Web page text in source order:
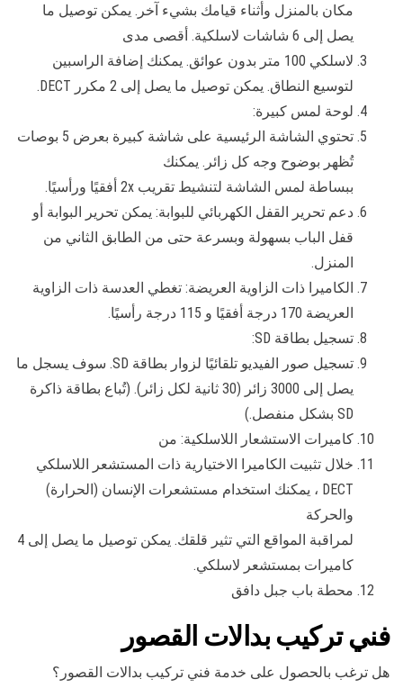
مكان بالمنزل وأثناء قيامك بشيء آخر. يمكن توصيل ما
يصل إلى 6 شاشات لاسلكية. أقصى مدى
لاسلكي 100 متر بدون عوائق. يمكنك إضافة الراسبين
لتوسيع النطاق. يمكن توصيل ما يصل إلى 2 مكرر DECT.
لوحة لمس كبيرة:
تحتوي الشاشة الرئيسية على شاشة كبيرة بعرض 5 بوصات
تُظهر بوضوح وجه كل زائر. يمكنك
ببساطة لمس الشاشة لتنشيط تقريب 2x أفقيًا ورأسيًا.
دعم تحرير القفل الكهربائي للبوابة: يمكن تحرير البوابة أو
قفل الباب بسهولة وبسرعة حتى من الطابق الثاني من
المنزل.
الكاميرا ذات الزاوية العريضة: تغطي العدسة ذات الزاوية
العريضة 170 درجة أفقيًا و 115 درجة رأسيًا.
تسجيل بطاقة SD:
تسجيل صور الفيديو تلقائيًا لزوار بطاقة SD. سوف يسجل ما
يصل إلى 3000 زائر (30 ثانية لكل زائر). (تُباع بطاقة ذاكرة
SD بشكل منفصل.)
كاميرات الاستشعار اللاسلكية: من
خلال تثبيت الكاميرا الاختيارية ذات المستشعر اللاسلكي
DECT ، يمكنك استخدام مستشعرات الإنسان (الحرارة)
والحركة
لمراقبة المواقع التي تثير قلقك. يمكن توصيل ما يصل إلى 4
كاميرات بمستشعر لاسلكي.
محطة باب جبل دافق
فني تركيب بدالات القصور
هل ترغب بالحصول على خدمة فني تركيب بدالات القصور؟